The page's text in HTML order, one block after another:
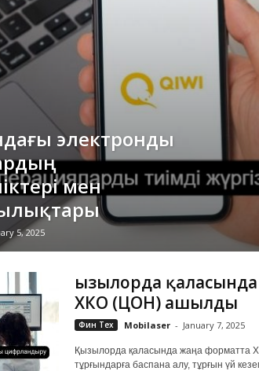
электронды
мен
5, 2025
Қызылорда
ХҚКО (ЦОН) ашылды
Фин Тех Mobilaser - January 7, 2025
Қызылорда қаласында жаңа
тұрғындарға баспана алу, тұрғын үй